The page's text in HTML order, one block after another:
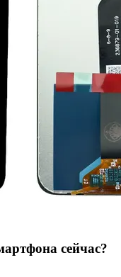
сейчас?